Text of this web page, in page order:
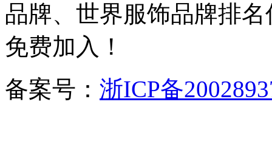
品牌、世界服饰品牌排
免费加入！
备案号： 浙ICP备